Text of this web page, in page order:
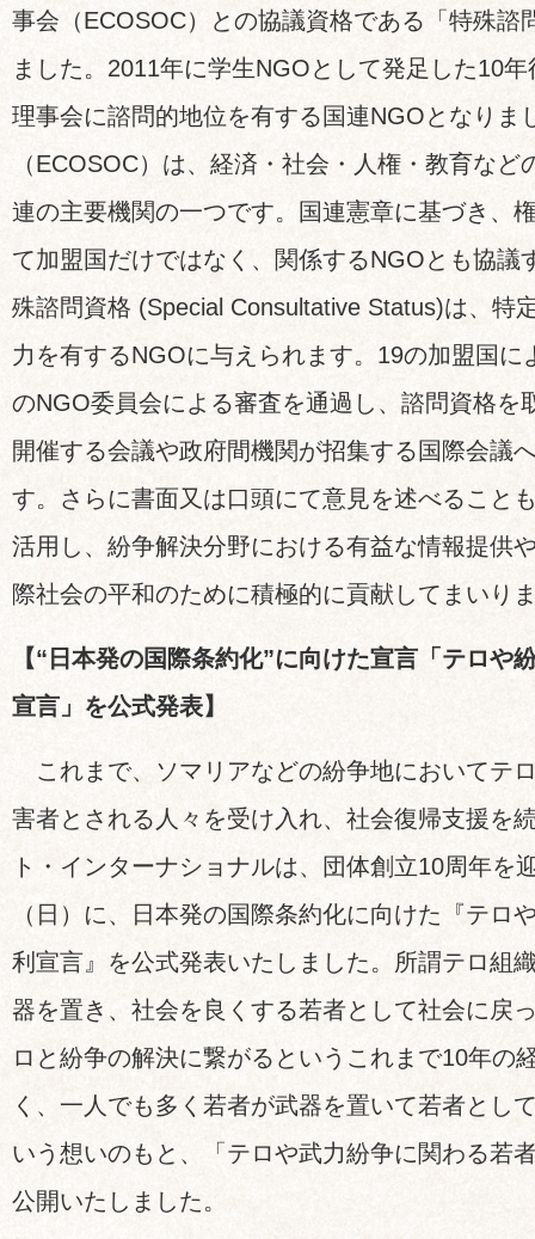
事会（ECOSOC）との協議資格である「特殊諮
ました。2011年に学生NGOとして発足した10
理事会に諮問的地位を有する国連NGOとなりま
（ECOSOC）は、経済・社会・人権・教育な
連の主要機関の一つです。国連憲章に基づき、
て加盟国だけではなく、関係するNGOとも協議
殊諮問資格 (Special Consultative Status)は、特
力を有するNGOに与えられます。19の加盟国に
のNGO委員会による審査を通過し、諮問資格を
開催する会議や政府間機関が招集する国際会議
す。さらに書面又は口頭にて意見を述べること
活用し、紛争解決分野における有益な情報提供
際社会の平和のために積極的に貢献してまいり
【“日本発の国際条約化”に向けた宣言「テロや
宣言」を公式発表】
これまで、ソマリアなどの紛争地においてテ
害者とされる人々を受け入れ、社会復帰支援を
ト・インターナショナルは、団体創立10周年を
（日）に、日本発の国際条約化に向けた『テロ
利宣言』を公式発表いたしました。所謂テロ組
器を置き、社会を良くする若者として社会に戻
ロと紛争の解決に繋がるというこれまで10年の
く、一人でも多く若者が武器を置いて若者とし
いう想いのもと、「テロや武力紛争に関わる若
公開いたしました。